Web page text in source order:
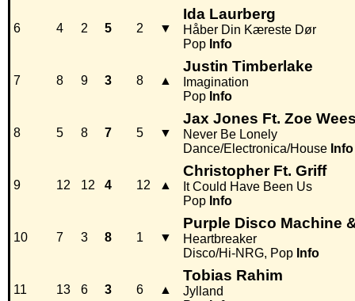
6 4 2 5 2 ▼
Ida Laurberg
Håber Din Kæreste Dør
Pop Info
7 8 9 3 8 ▲
Justin Timberlake
Imagination
Pop Info
8 5 8 7 5 ▼
Jax Jones Ft. Zoe
Never Be Lonely
Dance/Electronica/House Info
9 12 12 4 12 ▲
Christopher Ft. Griff
It Could Have Been Us
Pop Info
10 7 3 8 1 ▼
Purple Disco Machine
Heartbreaker
Disco/Hi-NRG, Pop Info
11 13 6 3 6 ▲
Tobias Rahim
Jylland